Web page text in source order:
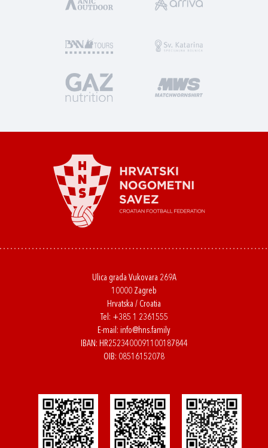
Ulica grada Vukovara 269A
10000 Zagreb
Hrvatska / Croatia
Tel: +385 1 2361555
E-mail: info@hns.family
IBAN: HR2523400091100187844
OIB: 08516152078